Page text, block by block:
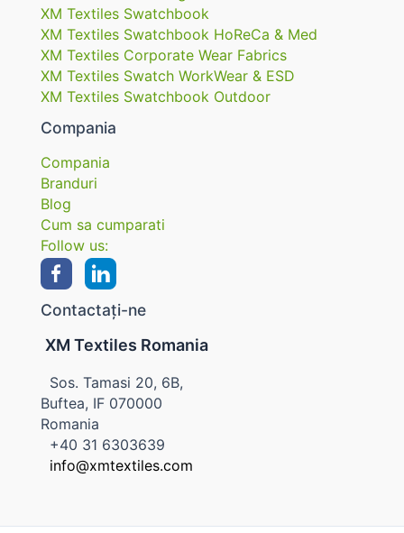
XM Textiles Swatchbook
XM Textiles Swatchbook HoReCa & Med
XM Textiles Corporate Wear Fabrics
XM Textiles Swatch WorkWear & ESD
XM Textiles Swatchbook Outdoor
Compania
Compania
Branduri
Blog
Cum sa cumparati
Follow us:
Contactați-ne
XM Textiles Romania
Sos. Tamasi 20, 6B,
Buftea, IF 070000
Romania
+40 31 6303639
info@xmtextiles.com